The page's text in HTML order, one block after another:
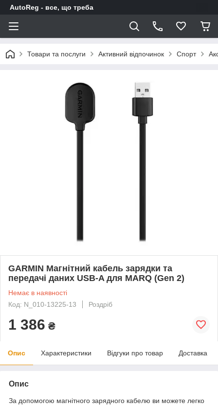
AutoReg - все, що треба
Товари та послуги Активний відпочинок Спорт
GARMIN Магнітний кабель зарядки та
передачі даних USB-A для MARQ (Gen 2)
Немає в наявності
Код: N_010-13225-13
Роздріб
1 386 ₴
Опис Характеристики Відгуки про товар Доставка
Опис
За допомогою магнітного зарядного кабелю ви можете легко